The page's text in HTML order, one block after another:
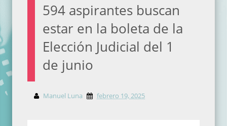
594 aspirantes buscan
estar en la boleta de la
Elección Judicial del 1
de junio
Manuel Luna febrero 19, 2025